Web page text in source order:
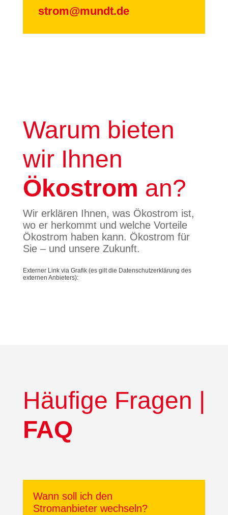
strom@mundt.de
Warum bieten
wir Ihnen
Ökostrom an?
Wir erklären Ihnen, was Ökostrom ist,
wo er herkommt und welche Vorteile
Ökostrom haben kann. Ökostrom für
Sie – und unsere Zukunft.
Externer Link via Grafik (es gilt die Datenschutzerklärung des
externen Anbieters):
Häufige Fragen |
FAQ
Wann soll ich den
Stromanbieter wechseln?